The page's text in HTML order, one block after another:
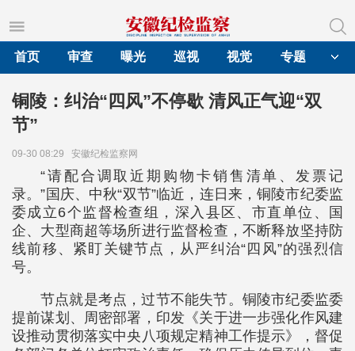
首页
审查 曝光 巡视 视觉 专题
铜陵：纠治“四风”不停歇 清风正气迎“双
节”
09-30 08:29 安徽纪检监察网
“请配合调取近期购物卡销售清单、发票记
录。”国庆、中秋“双节”临近，连日来，铜陵市纪委监
委成立6个监督检查组，深入县区、市直单位、国
企、大型商超等场所进行监督检查，不断释放坚持防
线前移、紧盯关键节点，从严纠治“四风”的强烈信
号。
节点就是考点，过节不能失节。铜陵市纪委监委
提前谋划、周密部署，印发《关于进一步强化作风建
设推动贯彻落实中央八项规定精神工作提示》，督促